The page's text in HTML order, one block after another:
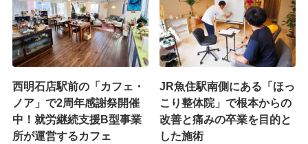
西明石店駅前の「カフェ・
ノア」で2周年感謝祭開催
中！就労継続支援B型事業
所が運営するカフェ
JR魚住駅南側にある「ほっ
こり整体院」で根本からの
改善と痛みの卒業を目的と
した施術